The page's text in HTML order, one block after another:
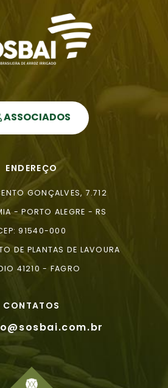
ASSOCIADOS
ENDEREÇO
GONÇALVES, 7.712
- PORTO ALEGRE - RS
91540-000
DE PLANTAS DE LAVOURA
41210 - FAGRO
CONTATOS